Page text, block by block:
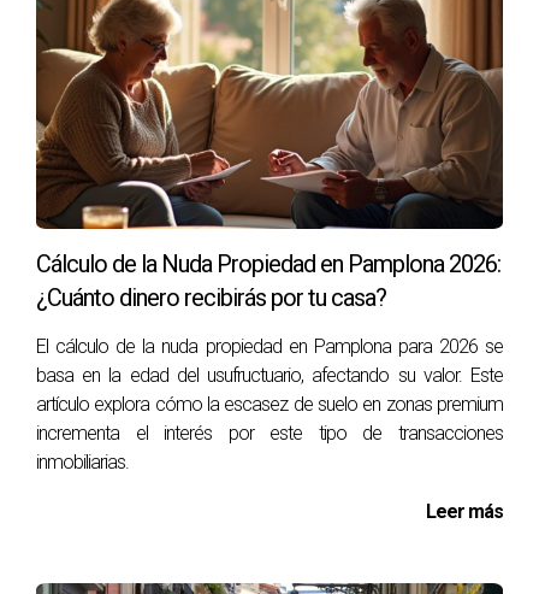
PREGUNTAS FRECUENTES
¿Cuál es el mejor momento del año para
vender un piso en Nuevo Artica?
Los meses de primavera y verano suelen ser ideales para
vender, ya que hay más compradores activos en el
mercado. Las condiciones climáticas también son
favorables para las visitas.
¿Qué documentos necesito para poner a la
venta mi piso?
Necesitarás la escritura de la propiedad, certificado de
eficiencia energética, recibos de impuestos y cualquier
documentación relacionada con reformas realizadas en el
inmueble.
Cálculo de la Nuda Propiedad en Pamplona 2026:
¿Cuánto dinero recibirás por tu casa?
El cálculo de la nuda propiedad en Pamplona para 2026 se
basa en la edad del usufructuario, afectando su valor. Este
artículo explora cómo la escasez de suelo en zonas premium
incrementa el interés por este tipo de transacciones
inmobiliarias.
Leer más